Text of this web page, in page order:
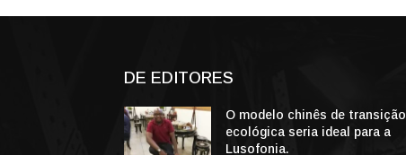
DE EDITORES
O modelo chinês de transição
ecológica seria ideal para a
Lusofonia.